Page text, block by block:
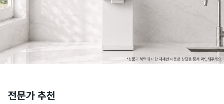
전문가 추천